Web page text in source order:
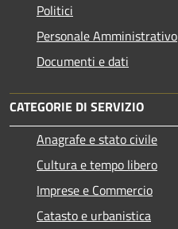
Politici
Personale Amministrativo
Documenti e dati
CATEGORIE DI SERVIZIO
Anagrafe e stato civile
Cultura e tempo libero
Imprese e Commercio
Catasto e urbanistica